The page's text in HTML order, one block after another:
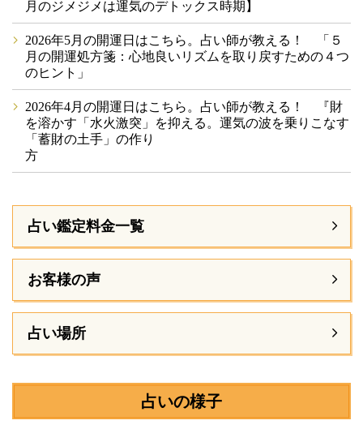
占い鑑定料金一覧
お客様の声
占い場所
占いの様子
月のジメジメは運気のデトックス時期】
2026年5月の開運日はこちら。占い師が教える！ 「５
月の開運処方箋：心地良いリズムを取り戻すための４つ
のヒント」
2026年4月の開運日はこちら。占い師が教える！ 『財
を溶かす「水火激突」を抑える。運気の波を乗りこなす
「蓄財の土手」の作り
方